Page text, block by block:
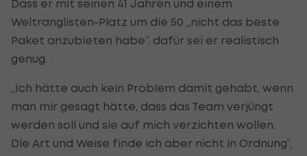
Dass er mit seinen 41 Jahren und einem
Weltranglisten-Platz um die 50 „nicht das beste
Paket anzubieten habe“, dafür sei er realistisch
genug.
„Ich hätte auch kein Problem damit gehabt, wenn
man mir gesagt hätte, dass das Team verjüngt
werden soll und sie auf mich verzichten wollen.
Die Art und Weise finde ich aber nicht in Ordnung“,